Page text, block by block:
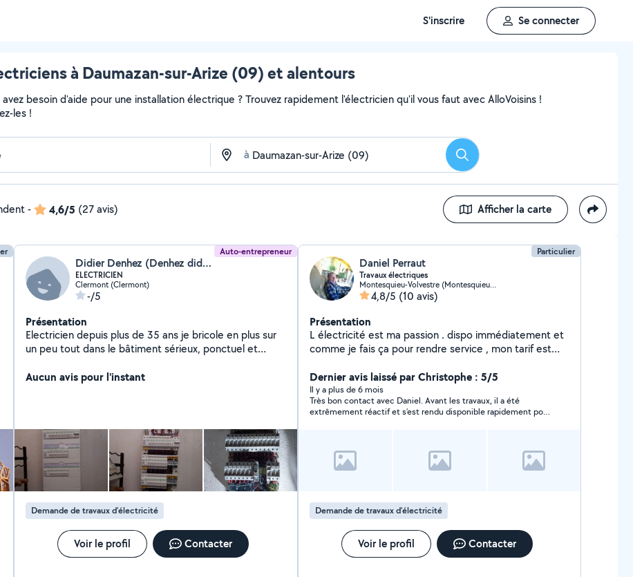
S'inscrire Se connecter
à Daumazan-sur-Arize (09) et alentours
besoin d'aide pour une installation électrique ? Trouvez rapidement l'électricien qu'il vous faut avec AlloVoisins !
les !
à Rechercher
- 4,6/5 (27 avis) Afficher la carte
Auto-entrepreneur
Didier Denhez (Denhez didier elec)
ELECTRICIEN
Clermont (Clermont)
-/5
Présentation
Electricien depuis plus de 35 ans je bricole en plus sur
un peu tout dans le bâtiment sérieux, ponctuel et
Aucun avis pour l'instant
Demande de travaux d’électricité
Voir le profil Contacter
Particulier
Daniel Perraut
Travaux électriques
Montesquieu-Volvestre (Montesquieu-Volvestre)
4,8/5 (10 avis)
Présentation
L électricité est ma passion . dispo immédiatement et
comme je fais ça pour rendre service , mon tarif est
Dernier avis laissé par Christophe : 5/5
Il y a plus de 6 mois
Très bon contact avec Daniel. Avant les travaux, il a été
extrêmement réactif et s’est rendu disponible rapidement pour
professionnalisme. Ce que je lui ai demandé n’était pas une
mince affaire et pourtant il a su gérer sans problème. Pendant
recommande vivement
Demande de travaux d’électricité
Voir le profil Contacter